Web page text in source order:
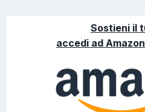
Sostieni il
accedi ad